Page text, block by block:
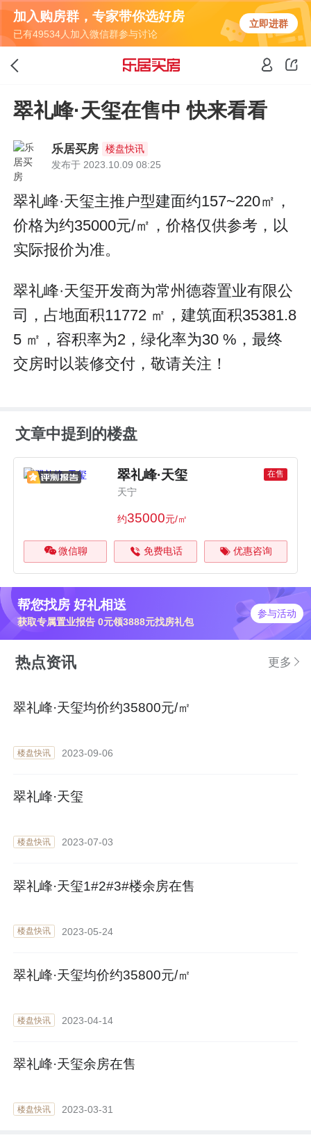
加入购房群，专家带你选好房
已有49534人加入微信群参与讨论
立即进群
翠礼峰·天玺在售中 快来看看
乐居买房
楼盘快讯
发布于 2023.10.09 08:25
翠礼峰·天玺主推户型建面约157~220㎡，
价格为约35000元/㎡，价格仅供参考，以
实际报价为准。
翠礼峰·天玺开发商为常州德蓉置业有限公
司，占地面积11772 ㎡，建筑面积35381.8
5 ㎡，容积率为2，绿化率为30 %，最终
交房时以装修交付，敬请关注！
文章中提到的楼盘
翠礼峰·天玺 在售
天宁
约35000元/㎡
微信聊 免费电话 优惠咨询
帮您找房 好礼相送
获取专属置业报告 0元领3888元找房礼包
参与活动
热点资讯 更多
翠礼峰·天玺均价约35800元/㎡
楼盘快讯 2023-09-06
翠礼峰·天玺
楼盘快讯 2023-07-03
翠礼峰·天玺1#2#3#楼余房在售
楼盘快讯 2023-05-24
翠礼峰·天玺均价约35800元/㎡
楼盘快讯 2023-04-14
翠礼峰·天玺余房在售
楼盘快讯 2023-03-31